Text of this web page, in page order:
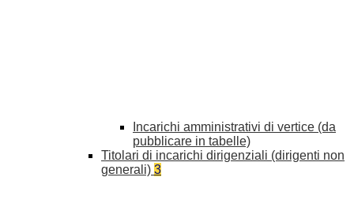
Incarichi amministrativi di vertice (da
pubblicare in tabelle)
Titolari di incarichi dirigenziali (dirigenti non
generali) 3